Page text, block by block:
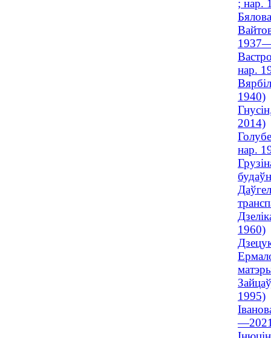
; нар.
нар.
1940)
2014)
нар.
1960)
1995)